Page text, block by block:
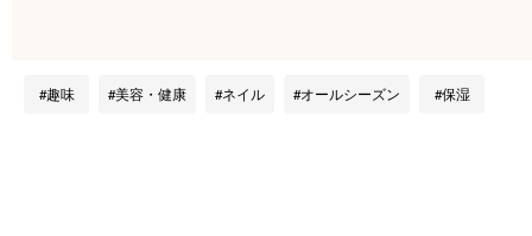
ィクルオイル ペン
オイル ケ
趣味 美容・健康 ネイル オールシーズン 保湿